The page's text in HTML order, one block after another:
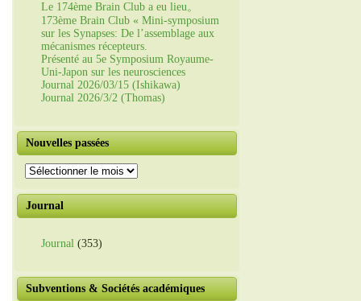
Le 174ème Brain Club a eu lieu。
173ème Brain Club « Mini-symposium
sur les Synapses: De l’assemblage aux
mécanismes récepteurs.
Présenté au 5e Symposium Royaume-
Uni-Japon sur les neurosciences
Journal 2026/03/15 (Ishikawa)
Journal 2026/3/2 (Thomas)
Nouvelles passées
Nouvelles
passées
Journal
Journal (353)
Subventions & Sociétés académiques